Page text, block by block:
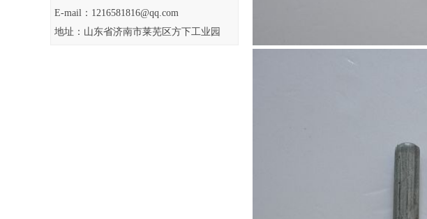
E-mail：1216581816@qq.com
地址：山东省济南市莱芜区方下工业园